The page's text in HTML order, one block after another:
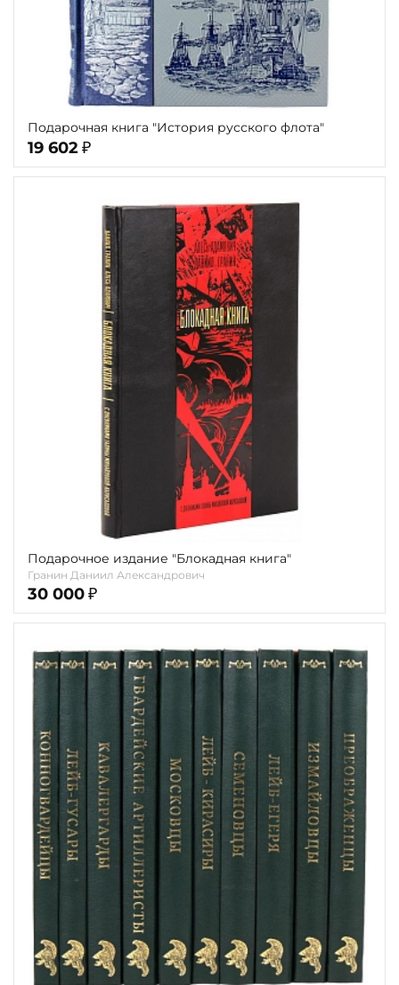
Тиснение
Пол и возраст
Кому
Повод
Подарочная книга "История русского флота"
19 602 ₽
Подарочное издание "Блокадная книга"
Гранин Даниил Александрович
30 000 ₽